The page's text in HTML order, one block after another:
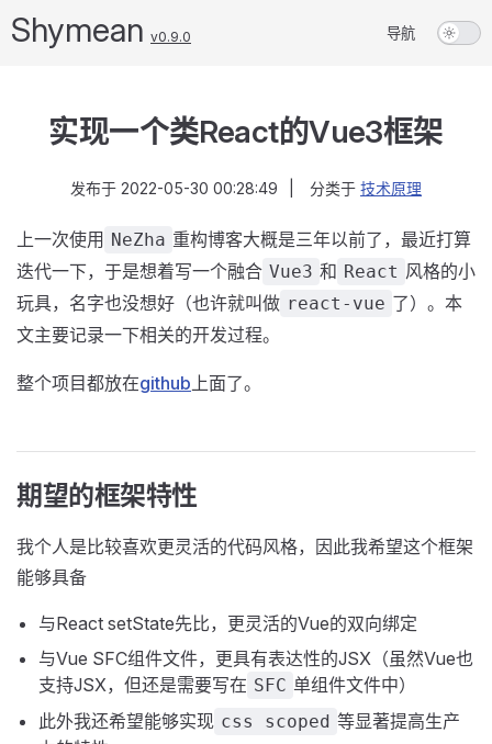
Shymean v0.9.0 导航
实现一个类React的Vue3框架
发布于 2022-05-30 00:28:49 分类于 技术原理
上一次使用 NeZha 重构博客大概是三年以前了，最近打算
迭代一下，于是想着写一个融合 Vue3 和 React 风格的小
玩具，名字也没想好（也许就叫做 react-vue 了）。本
文主要记录一下相关的开发过程。
整个项目都放在github上面了。
期望的框架特性
我个人是比较喜欢更灵活的代码风格，因此我希望这个框架
能够具备
与React setState先比，更灵活的Vue的双向绑定
与Vue SFC组件文件，更具有表达性的JSX（虽然Vue也
支持JSX，但还是需要写在 SFC 单组件文件中）
此外我还希望能够实现 css scoped 等显著提高生产